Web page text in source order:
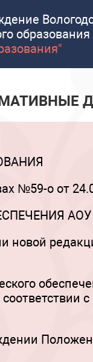
образования
№59-о от
новой